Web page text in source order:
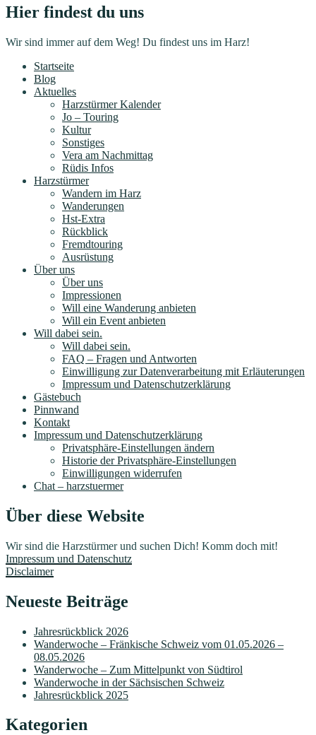
Hier findest du uns
Wir sind immer auf dem Weg! Du findest uns im Harz!
Startseite
Blog
Aktuelles
Harzstürmer Kalender
Jo – Touring
Kultur
Sonstiges
Vera am Nachmittag
Rüdis Infos
Harzstürmer
Wandern im Harz
Wanderungen
Hst-Extra
Rückblick
Fremdtouring
Ausrüstung
Über uns
Über uns
Impressionen
Will eine Wanderung anbieten
Will ein Event anbieten
Will dabei sein.
Will dabei sein.
FAQ – Fragen und Antworten
Einwilligung zur Datenverarbeitung mit Erläuterungen
Impressum und Datenschutzerklärung
Gästebuch
Pinnwand
Kontakt
Impressum und Datenschutzerklärung
Privatsphäre-Einstellungen ändern
Historie der Privatsphäre-Einstellungen
Einwilligungen widerrufen
Chat – harzstuermer
Über diese Website
Wir sind die Harzstürmer und suchen Dich! Komm doch mit!
Impressum und Datenschutz
Disclaimer
Neueste Beiträge
Jahresrückblick 2026
Wanderwoche – Fränkische Schweiz vom 01.05.2026 –
08.05.2026
Wanderwoche – Zum Mittelpunkt von Südtirol
Wanderwoche in der Sächsischen Schweiz
Jahresrückblick 2025
Kategorien